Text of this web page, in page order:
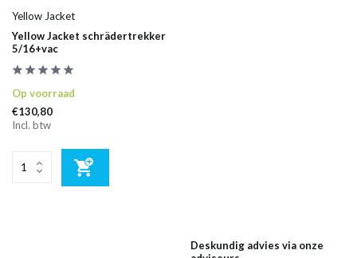
Yellow Jacket
Yellow Jacket schrädertrekker
5/16+vac
Op voorraad
€130,80
Incl. btw
Deskundig advies via onze